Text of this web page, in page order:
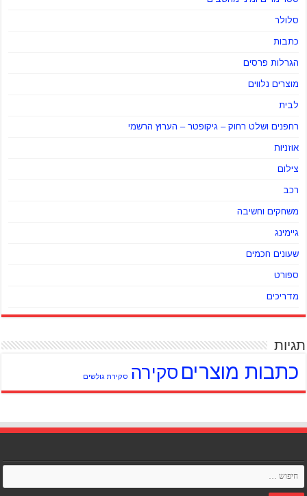
סלולר
כתבות
הגרלות פרסים
מוצרים נלווים
לבית
רחפנים ושלט רחוק – גיקופטר – הערוץ הרשמי
אוזניות
צילום
רכב
משחקים וחשיבה
גיימינג
שעונים חכמים
ספורט
מדריכים
תגיות
כתבות מוצרים סקירה סקירת גולשים